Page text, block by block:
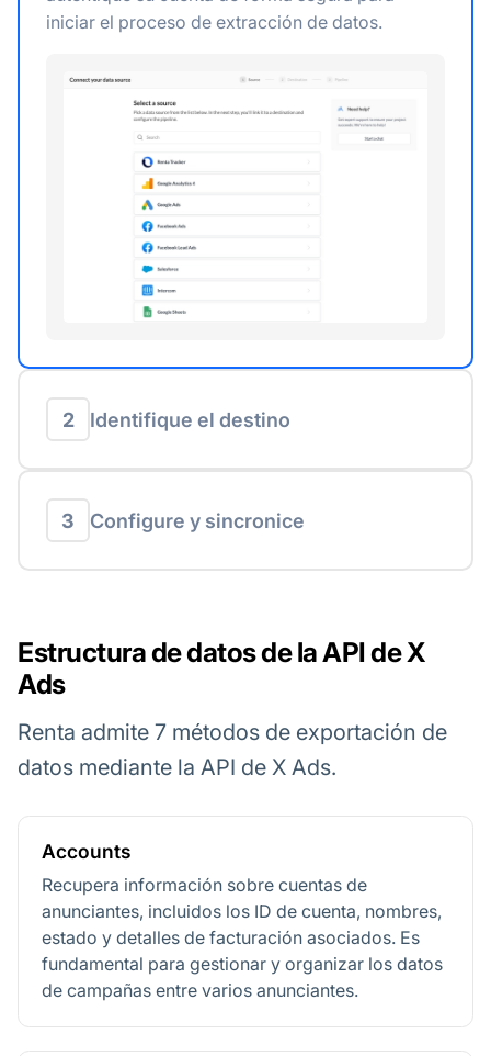
iniciar el proceso de extracción de datos.
2 Identifique el destino
3 Configure y sincronice
Estructura de datos de la API de X
Ads
Renta admite 7 métodos de exportación de
datos mediante la API de X Ads.
Accounts
Recupera información sobre cuentas de
anunciantes, incluidos los ID de cuenta, nombres,
estado y detalles de facturación asociados. Es
fundamental para gestionar y organizar los datos
de campañas entre varios anunciantes.